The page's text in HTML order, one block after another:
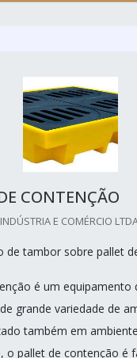
CONTENÇÃO
E COMÉRCIO
de tambor sobre pallet
é um equipamento
grande variedade de
também em
o pallet de contenção é